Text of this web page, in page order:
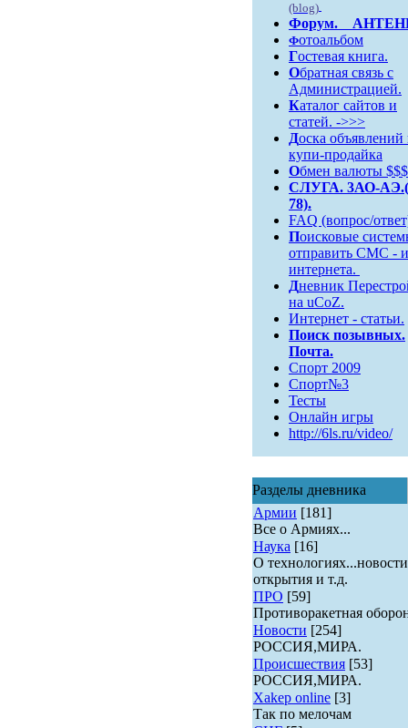
(blog)
Форум.
Фотоальбом
Гостевая книга.
Обратная связь c
Администрацией.
Каталог сайтов и
статей. ->>>
Доска объявлений
купи-продайка
Обмен валюты
СЛУГА. 3АО-
78).
FAQ (вопрос/
Поисковые
отправить СМС -
интернета.
Дневник
на uCoZ.
Интернет - статьи.
Поиск позывных.
Почта.
Спорт 2009
Спорт№3
Тесты
Онлайн игры
http://6ls.ru/video/
Разделы дневника
Армии [181]
Все о Армиях...
Наука [16]
О
открытия и т.д.
ПРО [59]
Противоракетная
Новости [254]
РОССИЯ,МИРА.
Происшествия [53]
РОССИЯ,МИРА.
Xakep online [3]
Так по мелочам